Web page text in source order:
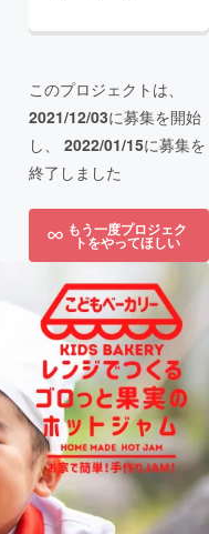
このプロジェクトは、
2021/12/03に募集を開始
し、 2022/01/15に募集を
終了しました
もう一度プロジェク
トをやってほしい